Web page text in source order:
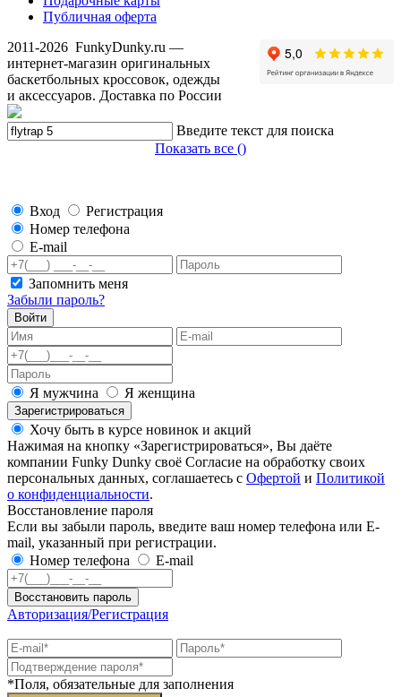
Публичная оферта
2011-2026 FunkyDunky.ru —
интернет-магазин оригинальных
баскетбольных кроссовок, одежды
и аксессуаров. Доставка по России
Введите текст для поиска
Показать все ()
Вход
Регистрация
Номер телефона
E-mail
Запомнить меня
Забыли пароль?
Войти
Я мужчина Я женщина
Зарегистрироваться
Хочу быть в курсе новинок и акций
Нажимая на кнопку «Зарегистрироваться», Вы даёте
компании Funky Dunky своё Согласие на обработку своих
персональных данных, соглашаетесь с Офертой и Политикой
о конфиденциальности.
Восстановление пароля
Если вы забыли пароль, введите ваш номер телефона или E-
mail, указанный при регистрации.
Номер телефона
E-mail
Восстановить пароль
Авторизация/Регистрация
*Поля, обязательные для заполнения